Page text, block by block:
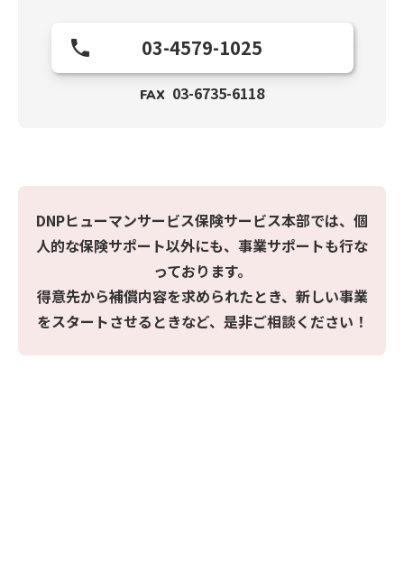
03-4579-1025
FAX 03-6735-6118
DNPヒューマンサービス保険サービス本部では、 個
人的な保険サポート以外にも、事業サポートも行な
っております。
得意先から補償内容を求められたとき、新しい事業
をスタートさせるときなど、 是非ご相談ください！